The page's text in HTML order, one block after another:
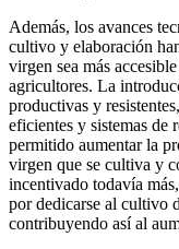
Además, los avances
cultivo y elaboración
virgen sea más
agricultores. La
productivas y
eficientes y sistemas de
permitido aumentar la
virgen que se cultiva y
incentivado todavía
por dedicarse al cultivo
contribuyendo así al